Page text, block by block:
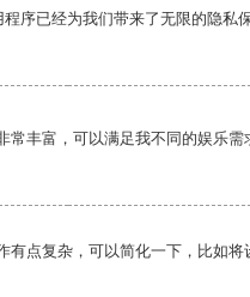
序已经为我们带来了无限的隐私
常丰富，可以满足我不同的娱乐需
有点复杂，可以简化一下，比如将